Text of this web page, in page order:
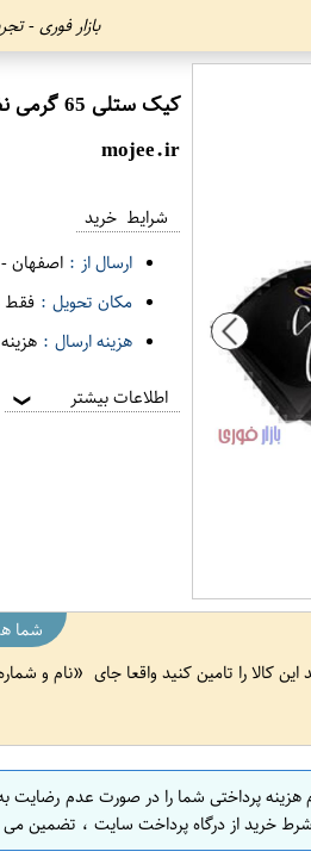
بازار فوری -
کیک ستلی 65 گرمی نظری
mojee.ir
شرایط خرید
ارسال از : اصفهان-
مکان تحویل : فقط
هزینه ارسال :
اطلاعات بیشتر ❯
شما
کالا را تامین کنید واقعا جای
نام و
هزینه پرداختی شما را در صورت عدم
خرید از درگاه پرداخت سایت ، تضمین می